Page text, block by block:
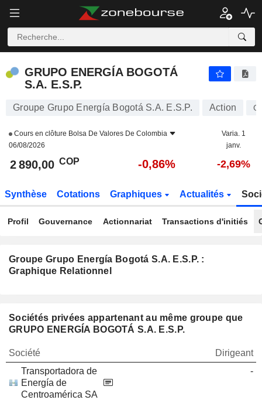
GRUPO ENERGÍA BOGOTÁ
S.A. E.S.P.
Groupe Grupo Energía Bogotá S.A. E.S.P. Action
Cours en clôture Bolsa De Valores De Colombia
06/08/2026
Varia. 1
janv.
2 890,00 COP -0,86% -2,69%
Synthèse Cotations Graphiques Actualités
Profil Gouvernance Actionnariat Transactions d'initiés
Groupe Grupo Energía Bogotá S.A. E.S.P. :
Graphique Relationnel
Sociétés privées appartenant au même groupe que
GRUPO ENERGÍA BOGOTÁ S.A. E.S.P.
Société
Dirigeant
Transportadora de
Energía de
Centroamérica SA
-